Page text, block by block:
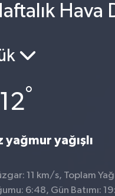
Hava
12°
yağışlı
11 km/s, Toplam
6:48, Gün Batımı: